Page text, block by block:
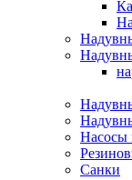
Насосы
Санки